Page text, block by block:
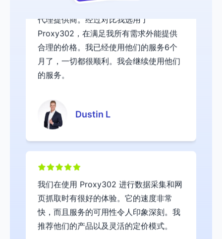
合理的价格。我已经使用他们的服务6个
月了，一切都很顺利。我会继续使用他们
的服务。
页抓取时有很好的体验。它的速度非常
快，而且服务的可用性令人印象深刻。我
推荐他们的产品以及灵活的定价模式。